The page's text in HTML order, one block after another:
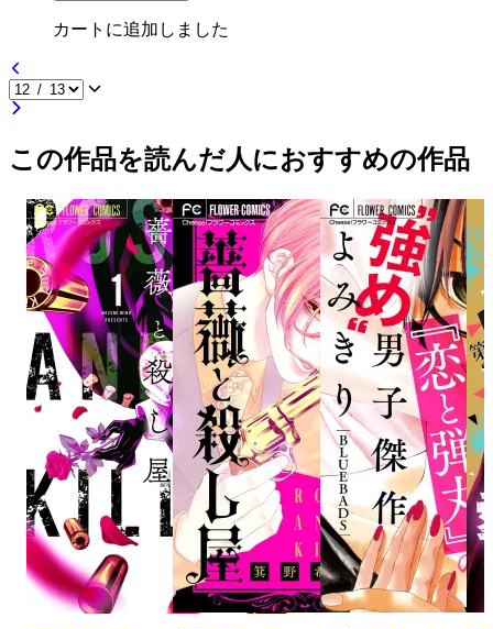
カートに追加しました
この作品を読んだ人におすすめの作品